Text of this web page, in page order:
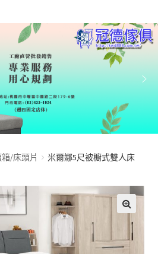
/床頭片 米爾娜5尺被櫥式雙人床
🔍